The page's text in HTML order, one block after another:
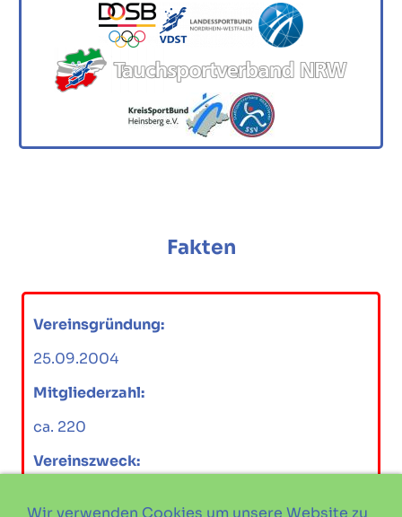
Fakten
Vereinsgründung:
25.09.2004
Mitgliederzahl:
ca. 220
Vereinszweck:
Wir verwenden Cookies um unsere Website zu